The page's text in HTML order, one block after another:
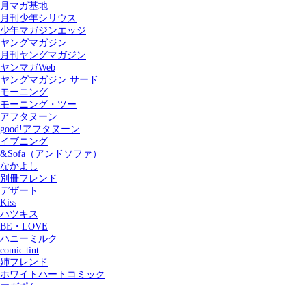
月マガ基地
月刊少年シリウス
少年マガジンエッジ
ヤングマガジン
月刊ヤングマガジン
ヤンマガWeb
ヤングマガジン サード
モーニング
モーニング・ツー
アフタヌーン
good!アフタヌーン
イブニング
&Sofa（アンドソファ）
なかよし
別冊フレンド
デザート
Kiss
ハツキス
BE・LOVE
ハニーミルク
comic tint
姉フレンド
ホワイトハートコミック